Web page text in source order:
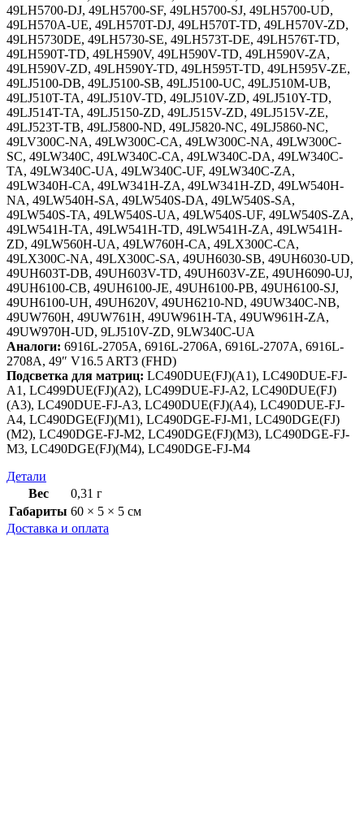
49LH5700-DJ, 49LH5700-SF, 49LH5700-SJ, 49LH5700-UD,
49LH570A-UE, 49LH570T-DJ, 49LH570T-TD, 49LH570V-ZD,
49LH5730DE, 49LH5730-SE, 49LH573T-DE, 49LH576T-TD,
49LH590T-TD, 49LH590V, 49LH590V-TD, 49LH590V-ZA,
49LH590V-ZD, 49LH590Y-TD, 49LH595T-TD, 49LH595V-ZE,
49LJ5100-DB, 49LJ5100-SB, 49LJ5100-UC, 49LJ510M-UB,
49LJ510T-TA, 49LJ510V-TD, 49LJ510V-ZD, 49LJ510Y-TD,
49LJ514T-TA, 49LJ5150-ZD, 49LJ515V-ZD, 49LJ515V-ZE,
49LJ523T-TB, 49LJ5800-ND, 49LJ5820-NC, 49LJ5860-NC,
49LV300C-NA, 49LW300C-CA, 49LW300C-NA, 49LW300C-
SC, 49LW340C, 49LW340C-CA, 49LW340C-DA, 49LW340C-
TA, 49LW340C-UA, 49LW340C-UF, 49LW340C-ZA,
49LW340H-CA, 49LW341H-ZA, 49LW341H-ZD, 49LW540H-
NA, 49LW540H-SA, 49LW540S-DA, 49LW540S-SA,
49LW540S-TA, 49LW540S-UA, 49LW540S-UF, 49LW540S-ZA,
49LW541H-TA, 49LW541H-TD, 49LW541H-ZA, 49LW541H-
ZD, 49LW560H-UA, 49LW760H-CA, 49LX300C-CA,
49LX300C-NA, 49LX300C-SA, 49UH6030-SB, 49UH6030-UD,
49UH603T-DB, 49UH603V-TD, 49UH603V-ZE, 49UH6090-UJ,
49UH6100-CB, 49UH6100-JE, 49UH6100-PB, 49UH6100-SJ,
49UH6100-UH, 49UH620V, 49UH6210-ND, 49UW340C-NB,
49UW760H, 49UW761H, 49UW961H-TA, 49UW961H-ZA,
49UW970H-UD, 9LJ510V-ZD, 9LW340C-UA
Аналоги: 6916L-2705A, 6916L-2706A, 6916L-2707A, 6916L-
2708A, 49″ V16.5 ART3 (FHD)
Подсветка для матриц: LC490DUE(FJ)(A1), LC490DUE-FJ-
A1, LC499DUE(FJ)(A2), LC499DUE-FJ-A2, LC490DUE(FJ)
(A3), LC490DUE-FJ-A3, LC490DUE(FJ)(A4), LC490DUE-FJ-
A4, LC490DGE(FJ)(M1), LC490DGE-FJ-M1, LC490DGE(FJ)
(M2), LC490DGE-FJ-M2, LC490DGE(FJ)(M3), LC490DGE-FJ-
M3, LC490DGE(FJ)(M4), LC490DGE-FJ-M4
Детали
Вес
0,31 г
Габариты 60 × 5 × 5 см
Доставка и оплата